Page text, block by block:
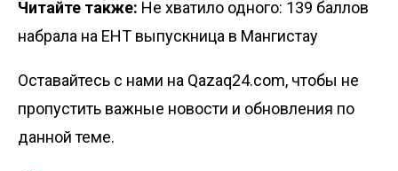
Читайте также: Не хватило одного: 139 баллов
набрала на ЕНТ выпускница в Мангистау
Оставайтесь с нами на Qazaq24.com, чтобы не
пропустить важные новости и обновления по
данной теме.